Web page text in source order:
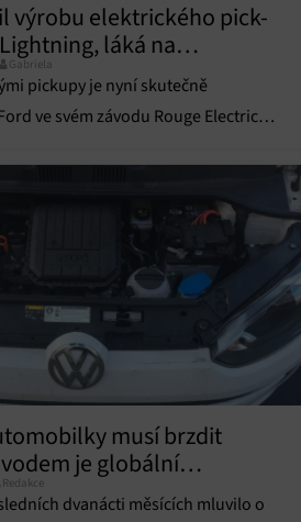
výrobu elektrického pick-
láká na
cenu
Gabriela
pickupy je nyní skutečně
ve svém závodu Rouge Electric
musí brzdit
je globální
čipů
Redakce
dvanácti měsících mluvilo o